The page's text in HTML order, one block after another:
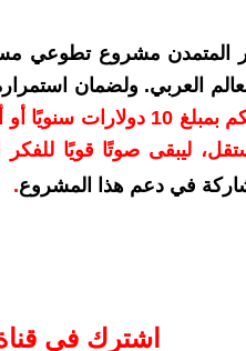
المتمدن مشروع تطوعي
العربي. ولضمان
بدعمكم بمبلغ 10
ليبقى صوتًا قويًا للفكر
في دعم هذا المشروع.
اشترك في